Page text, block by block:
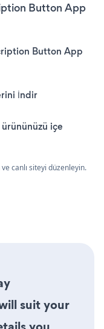
Button App
Button App
İndir
içe
canlı siteyi düzenleyin.
suit your